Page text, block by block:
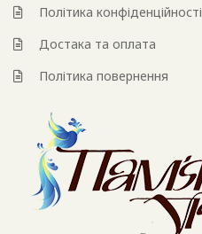
Політика конфіденційності
Достака та оплата
Політика повернення